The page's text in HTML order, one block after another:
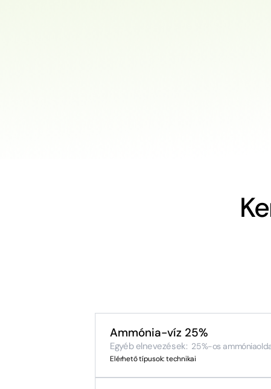
Ammónia-víz 25%
Egyéb elnevezések: 25%-os
Elérhető típusok: technikai